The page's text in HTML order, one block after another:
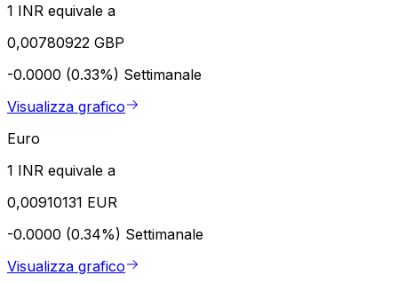
1 INR equivale a
0,00780922 GBP
-0.0000 (0.33%) Settimanale
Visualizza grafico
Euro
1 INR equivale a
0,00910131 EUR
-0.0000 (0.34%) Settimanale
Visualizza grafico